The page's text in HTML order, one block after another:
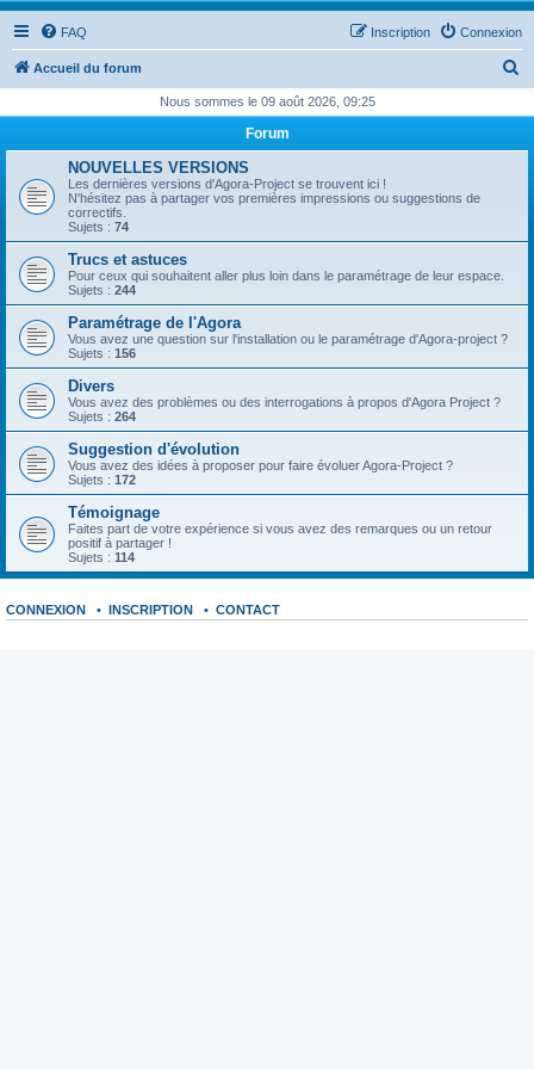
FAQ Connexion
Inscription
Accueil du forum
h
c
Nous sommes le 09 août 2026, 09:25
Forum
NOUVELLES VERSIONS
Les dernières versions d'Agora-Project se trouvent ici !
N'hésitez pas à partager vos premières impressions ou suggestions de
correctifs.
Sujets : 74
Trucs et astuces
Pour ceux qui souhaitent aller plus loin dans le paramétrage de leur espace.
Sujets : 244
Paramétrage de l'Agora
Vous avez une question sur l'installation ou le paramétrage d'Agora-project ?
Sujets : 156
Divers
Vous avez des problèmes ou des interrogations à propos d'Agora Project ?
Sujets : 264
Suggestion d'évolution
Vous avez des idées à proposer pour faire évoluer Agora-Project ?
Sujets : 172
Témoignage
Faites part de votre expérience si vous avez des remarques ou un retour
positif à partager !
Sujets : 114
CONNEXION • INSCRIPTION • CONTACT